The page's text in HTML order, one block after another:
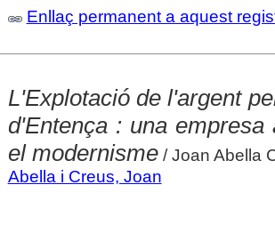
Enllaç permanent a aquest
L'Explotació de l'argent
d'Entença : una
el modernisme/ Joan Abella
Abella i Creus, Joan